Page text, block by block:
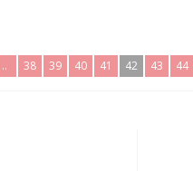
.. 38 39 40 41 42 43 44